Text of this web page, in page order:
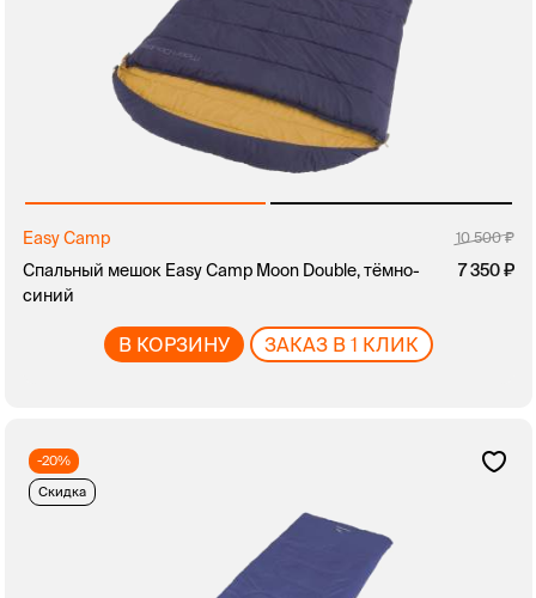
Easy Camp 10 500
Спальный мешок Easy Camp Moon Double, тёмно-
синий
7 350
В КОРЗИНУ ЗАКАЗ В 1 КЛИК
-20%
Скидка